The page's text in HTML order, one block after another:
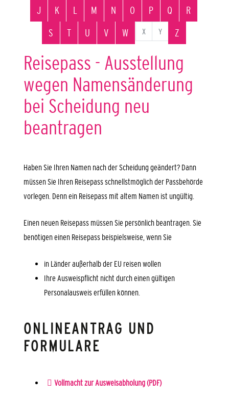
J
K L M N O P Q
R
S
T U V W X Y Z
Reisepass - Ausstellung
wegen Namensänderung
bei Scheidung neu
beantragen
Haben Sie Ihren Namen nach der Scheidung geändert? Dann
müssen Sie Ihren Reisepass schnellstmöglich der Passbehörde
vorlegen. Denn ein Reisepass mit altem Namen ist ungültig.
Einen neuen Reisepass müssen Sie persönlich beantragen. Sie
benötigen einen Reisepass beispielsweise, wenn Sie
in Länder außerhalb der EU reisen wollen
Ihre Ausweispflicht nicht durch einen gültigen
Personalausweis erfüllen können.
ONLINEANTRAG UND
FORMULARE
Vollmacht zur Ausweisabholung (PDF)